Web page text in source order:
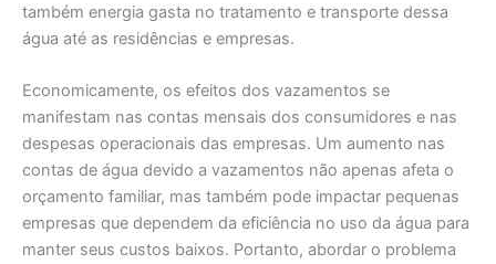
também energia gasta no tratamento e transporte dessa
água até as residências e empresas.
Economicamente, os efeitos dos vazamentos se
manifestam nas contas mensais dos consumidores e nas
despesas operacionais das empresas. Um aumento nas
contas de água devido a vazamentos não apenas afeta o
orçamento familiar, mas também pode impactar pequenas
empresas que dependem da eficiência no uso da água para
manter seus custos baixos. Portanto, abordar o problema